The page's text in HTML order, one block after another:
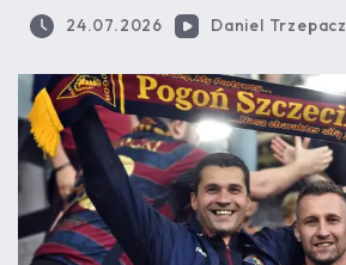
24.07.2026 Daniel Trzepacz